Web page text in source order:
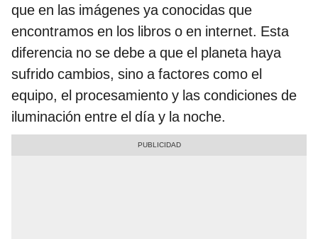
que en las imágenes ya conocidas que
encontramos en los libros o en internet. Esta
diferencia no se debe a que el planeta haya
sufrido cambios, sino a factores como el
equipo, el procesamiento y las condiciones de
iluminación entre el día y la noche.